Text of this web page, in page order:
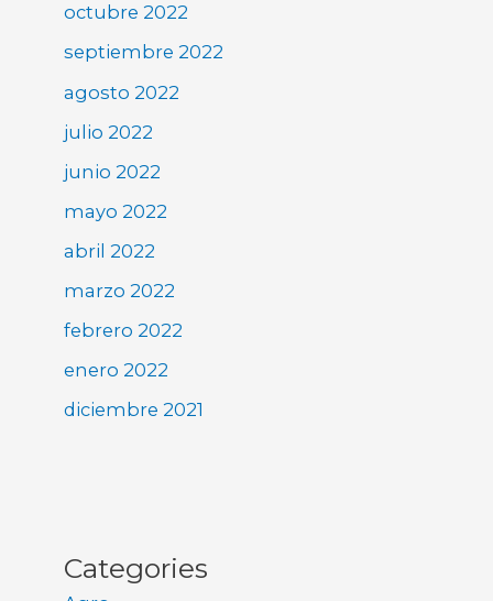
octubre 2022
septiembre 2022
agosto 2022
julio 2022
junio 2022
mayo 2022
abril 2022
marzo 2022
febrero 2022
enero 2022
diciembre 2021
Categories